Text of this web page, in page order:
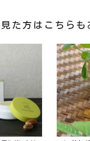
た方はこちらも